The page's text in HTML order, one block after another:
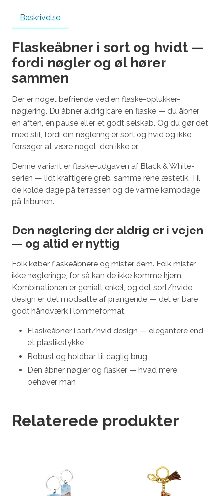
Beskrivelse
Flaskeåbner i sort og hvidt —
fordi nøgler og øl hører
sammen
Der er noget befriende ved en flaske-oplukker-
nøglering. Du åbner aldrig bare en flaske — du åbner
en aften, en pause eller et godt selskab. Og du gør det
med stil, fordi din nøglering er sort og hvid og ikke
forsøger at være noget, den ikke er.
Denne variant er flaske-udgaven af Black & White-
serien — lidt kraftigere greb, samme rene æstetik. Til
de kolde dage på terrassen og de varme kampdage
på tribunen.
Den nøglering der aldrig er i vejen
— og altid er nyttig
Folk køber flaskeåbnere og mister dem. Folk mister
ikke nøgleringe, for så kan de ikke komme hjem.
Kombinationen er genialt enkel, og det sort/hvide
design er det modsatte af prangende — det er bare
godt håndværk i lommeformat.
Flaskeåbner i sort/hvid design — elegantere end
et plastikstykke
Robust og holdbar til daglig brug
Den åbner nøgler og flasker — hvad mere
behøver man
Relaterede produkter